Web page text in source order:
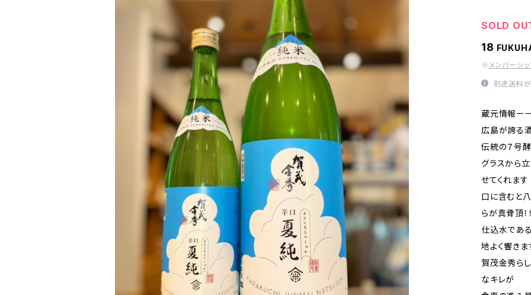
SOLD
18
※ メンバーシ
別途送料が
蔵元情報ー
広島が誇る
伝統の７号
グラスから
せてくれます
口に含むと
らが真骨頂！
仕込水であ
地よく響きま
賀茂金秀ら
なキレが